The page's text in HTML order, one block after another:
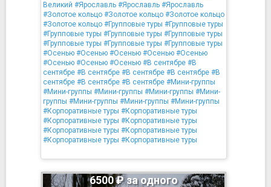
Великий #Ярославль #Ярославль #Ярославль
#Золотое кольцо #Золотое кольцо #Золотое кольцо
#Золотое кольцо #Групповые туры #Групповые туры
#Групповые туры #Групповые туры #Групповые туры
#Групповые туры #Групповые туры #Групповые туры
#Осенью #Осенью #Осенью #Осенью #Осенью
#Осенью #Осенью #Осенью #В сентябре #В
сентябре #В сентябре #В сентябре #В сентябре #В
сентябре #В сентябре #В сентябре #Мини-группы
#Мини-группы #Мини-группы #Мини-группы #Мини-
группы #Мини-группы #Мини-группы #Мини-группы
#Корпоративные туры #Корпоративные туры
#Корпоративные туры #Корпоративные туры
#Корпоративные туры #Корпоративные туры
#Корпоративные туры #Корпоративные туры
6500 ₽ за одного